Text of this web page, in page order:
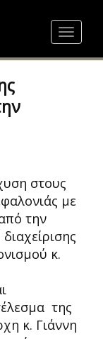
Toggle
στους
με
την
κ.
της
κ. Γιάννη